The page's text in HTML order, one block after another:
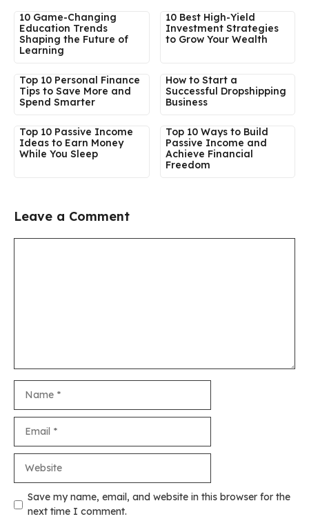
10 Game-Changing
Education Trends
Shaping the Future of
Learning
10 Best High-Yield
Investment Strategies
to Grow Your Wealth
Top 10 Personal Finance
Tips to Save More and
Spend Smarter
How to Start a
Successful Dropshipping
Business
Top 10 Passive Income
Ideas to Earn Money
While You Sleep
Top 10 Ways to Build
Passive Income and
Achieve Financial
Freedom
Leave a Comment
Save my name, email, and website in this browser for the
next time I comment.